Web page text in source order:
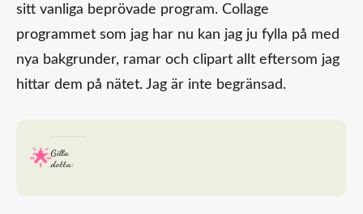
sitt vanliga beprövade program. Collage
programmet som jag har nu kan jag ju fylla på med
nya bakgrunder, ramar och clipart allt eftersom jag
hittar dem på nätet. Jag är inte begränsad.
Gilla
detta: